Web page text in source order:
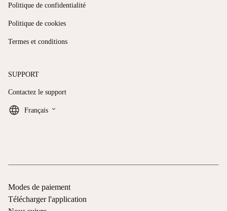
Politique de confidentialité
Politique de cookies
Termes et conditions
SUPPORT
Contactez le support
Français keyboard_arrow_down
Modes de paiement
Télécharger l'application